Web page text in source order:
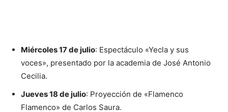
Miércoles 17 de julio: Espectáculo «Yecla y sus
voces», presentado por la academia de José Antonio
Cecilia.
Jueves 18 de julio: Proyección de «Flamenco
Flamenco» de Carlos Saura.